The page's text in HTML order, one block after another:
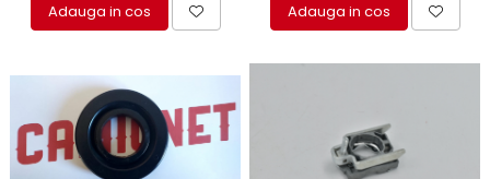
Adauga in cos Adauga in cos